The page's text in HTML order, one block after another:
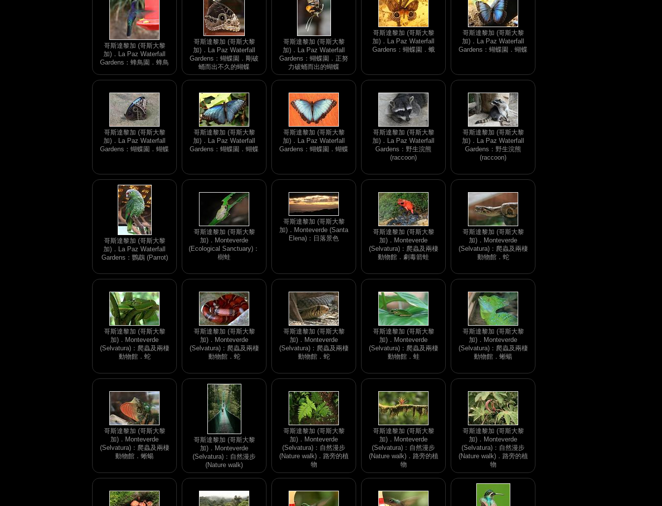
哥斯達黎加 (哥斯大黎
加)．La Paz Waterfall
Gardens：蜂鳥園．蜂鳥
哥斯達黎加 (哥斯大黎
加)．La Paz Waterfall
Gardens：蝴蝶園．剛破
蛹而出不久的蝴蝶
哥斯達黎加 (哥斯大黎
加)．La Paz Waterfall
Gardens：蝴蝶園．正努
力破蛹而出的蝴蝶
哥斯達黎加 (哥斯大黎
加)．La Paz Waterfall
Gardens：蝴蝶園．蛾
哥斯達黎加 (哥斯大黎
加)．La Paz Waterfall
Gardens：蝴蝶園．蝴蝶
哥斯達黎加 (哥斯大黎
加)．La Paz Waterfall
Gardens：蝴蝶園．蝴蝶
哥斯達黎加 (哥斯大黎
加)．La Paz Waterfall
Gardens：蝴蝶園．蝴蝶
哥斯達黎加 (哥斯大黎
加)．La Paz Waterfall
Gardens：蝴蝶園．蝴蝶
哥斯達黎加 (哥斯大黎
加)．La Paz Waterfall
Gardens：野生浣熊
(raccoon)
哥斯達黎加 (哥斯大黎
加)．La Paz Waterfall
Gardens：野生浣熊
(raccoon)
哥斯達黎加 (哥斯大黎
加)．La Paz Waterfall
Gardens：鸚鵡 (Parrot)
哥斯達黎加 (哥斯大黎
加)．Monteverde
(Ecological Sanctuary)：
樹蛙
哥斯達黎加 (哥斯大黎
加)．Monteverde (Santa
Elena)：日落景色
哥斯達黎加 (哥斯大黎
加)．Monteverde
(Selvatura)：爬蟲及兩棲
動物館．劇毒箭蛙
哥斯達黎加 (哥斯大黎
加)．Monteverde
(Selvatura)：爬蟲及兩棲
動物館．蛇
哥斯達黎加 (哥斯大黎
加)．Monteverde
(Selvatura)：爬蟲及兩棲
動物館．蛇
哥斯達黎加 (哥斯大黎
加)．Monteverde
(Selvatura)：爬蟲及兩棲
動物館．蛇
哥斯達黎加 (哥斯大黎
加)．Monteverde
(Selvatura)：爬蟲及兩棲
動物館．蛇
哥斯達黎加 (哥斯大黎
加)．Monteverde
(Selvatura)：爬蟲及兩棲
動物館．蛙
哥斯達黎加 (哥斯大黎
加)．Monteverde
(Selvatura)：爬蟲及兩棲
動物館．蜥蝪
哥斯達黎加 (哥斯大黎
加)．Monteverde
(Selvatura)：爬蟲及兩棲
動物館．蜥蝪
哥斯達黎加 (哥斯大黎
加)．Monteverde
(Selvatura)：自然漫步
(Nature walk)
哥斯達黎加 (哥斯大黎
加)．Monteverde
(Selvatura)：自然漫步
(Nature walk)．路旁的植
物
哥斯達黎加 (哥斯大黎
加)．Monteverde
(Selvatura)：自然漫步
(Nature walk)．路旁的植
物
哥斯達黎加 (哥斯大黎
加)．Monteverde
(Selvatura)：自然漫步
(Nature walk)．路旁的植
物